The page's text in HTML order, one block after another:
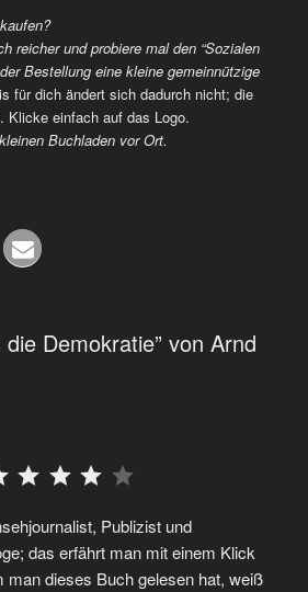
reicher und probiere mal den “Sozialen
Bestellung eine kleine gemeinnützige
für dich ändert sich dadurch nicht; die
Klicke einfach auf das Logo.
Buchladen vor Ort.
Demokratie” von Arnd
Publizist und
das erfährt man mit einem Klick
man dieses Buch gelesen hat, weiß